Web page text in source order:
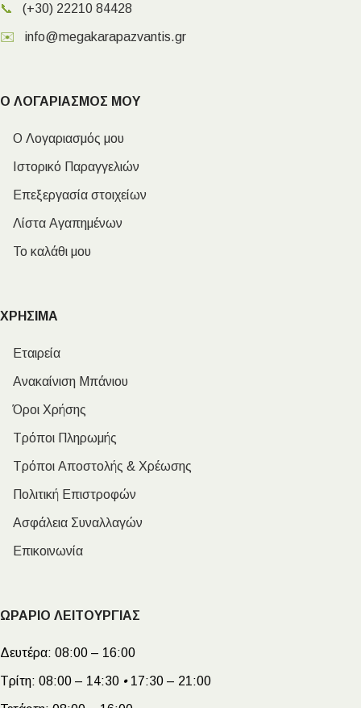
📞 (+30) 22210 84428
✉️ info@megakarapazvantis.gr
Ο ΛΟΓΑΡΙΑΣΜΟΣ ΜΟΥ
Ο Λογαριασμός μου
Ιστορικό Παραγγελιών
Επεξεργασία στοιχείων
Λίστα Αγαπημένων
Το καλάθι μου
ΧΡΗΣΙΜΑ
Εταιρεία
Ανακαίνιση Μπάνιου
Όροι Χρήσης
Τρόποι Πληρωμής
Τρόποι Αποστολής & Χρέωσης
Πολιτική Επιστροφών
Ασφάλεια Συναλλαγών
Επικοινωνία
ΩΡΑΡΙΟ ΛΕΙΤΟΥΡΓΙΑΣ
Δευτέρα: 08:00 – 16:00
Τρίτη: 08:00 – 14:30 •17:30 – 21:00